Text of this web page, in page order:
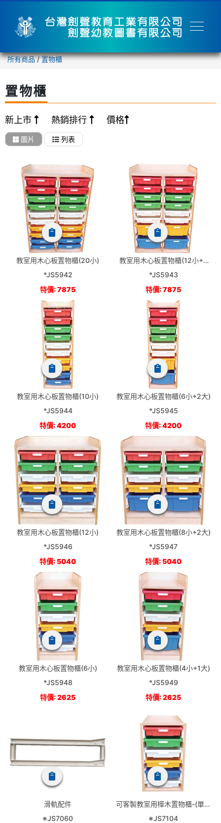
所有商品/置物櫃
置物櫃
新上市 熱銷排行 價格
圖片 列表
教室用木心板置物櫃(20小)
*JS5942
特價: 7875
教室用木心板置物櫃(12小+4
*JS5943
特價: 7875
教室用木心板置物櫃(10小)
*JS5944
特價: 4200
教室用木心板置物櫃(6小+2大)
*JS5945
特價: 4200
教室用木心板置物櫃(12小)
*JS5946
特價: 5040
教室用木心板置物櫃(8小+2大)
*JS5947
特價: 5040
教室用木心板置物櫃(6小)
*JS5948
特價: 2625
教室用木心板置物櫃(4小+1大)
*JS5949
特價: 2625
滑軌配件
※JS7060
可客製教室用樺木置物櫃-(單排
※JS7104